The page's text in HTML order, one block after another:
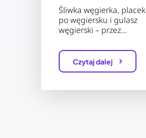
Śliwka węgierka, placek
po węgiersku i gulasz
węgierski – przez…
Czytaj dalej